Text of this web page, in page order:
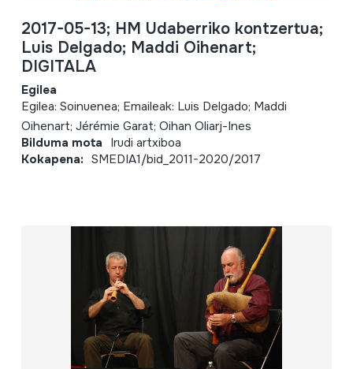
2017-05-13; HM Udaberriko kontzertua;
Luis Delgado; Maddi Oihenart;
DIGITALA
Egilea
Egilea: Soinuenea; Emaileak: Luis Delgado; Maddi
Oihenart; Jérémie Garat; Oihan Oliarj-Ines
Bilduma mota Irudi artxiboa
Kokapena: SMEDIA1/bid_2011-2020/2017